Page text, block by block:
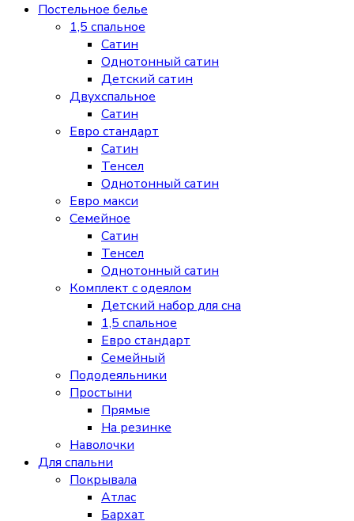
Постельное белье
1,5 спальное
Сатин
Однотонный сатин
Детский сатин
Двухспальное
Сатин
Евро стандарт
Сатин
Тенсел
Однотонный сатин
Евро макси
Семейное
Сатин
Тенсел
Однотонный сатин
Комплект с одеялом
Детский набор для сна
1,5 спальное
Евро стандарт
Семейный
Пододеяльники
Простыни
Прямые
На резинке
Наволочки
Для спальни
Покрывала
Атлас
Бархат